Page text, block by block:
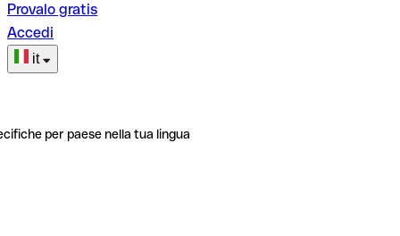
Provalo gratis
Accedi
it
per paese nella tua lingua